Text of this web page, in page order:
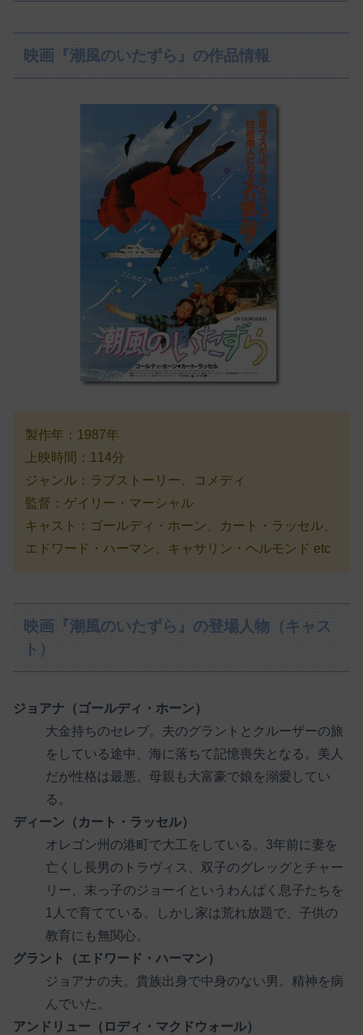
映画『潮風のいたずら』の作品情報
製作年：1987年
上映時間：114分
ジャンル：ラブストーリー、コメディ
監督：ゲイリー・マーシャル
キャスト：ゴールディ・ホーン、カート・ラッセル、
エドワード・ハーマン、キャサリン・ヘルモンド etc
映画『潮風のいたずら』の登場人物（キャス
ト）
ジョアナ（ゴールディ・ホーン）
大金持ちのセレブ。夫のグラントとクルーザーの旅
をしている途中、海に落ちて記憶喪失となる。美人
だが性格は最悪。母親も大富豪で娘を溺愛してい
る。
ディーン（カート・ラッセル）
オレゴン州の港町で大工をしている。3年前に妻を
亡くし長男のトラヴィス、双子のグレッグとチャー
リー、末っ子のジョーイというわんぱく息子たちを
1人で育てている。しかし家は荒れ放題で、子供の
教育にも無関心。
グラント（エドワード・ハーマン）
ジョアナの夫。貴族出身で中身のない男。精神を病
んでいた。
アンドリュー（ロディ・マクドウォール）